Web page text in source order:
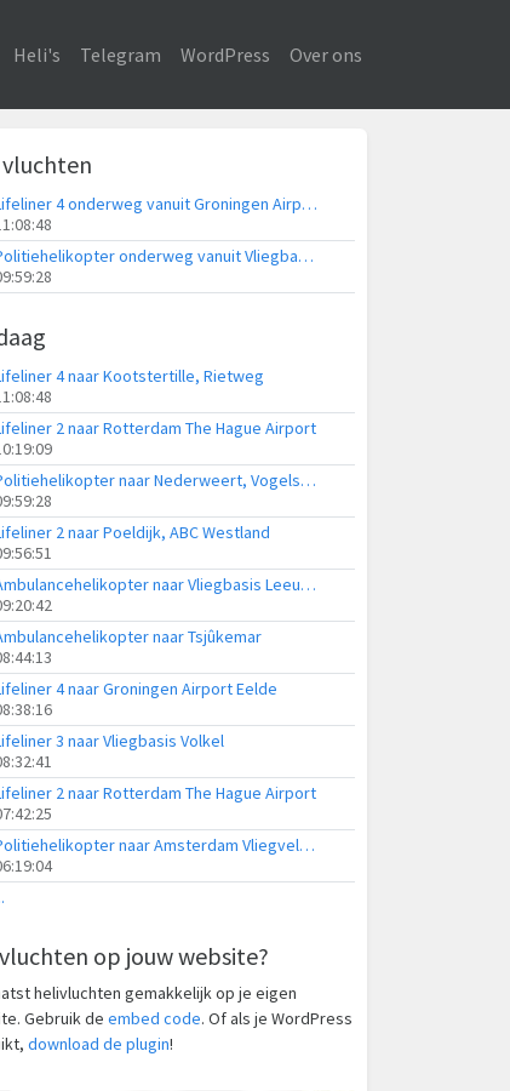
Heli's Telegram WordPress Over ons
vluchten
Lifeliner 4 onderweg vanuit Groningen Airport Eelde
Politiehelikopter onderweg vanuit Vliegbasis Volkel
4 naar Kootstertille, Rietweg
2 naar Rotterdam The Hague Airport
Politiehelikopter naar Nederweert, Vogelstraat
2 naar Poeldijk, ABC Westland
Ambulancehelikopter naar Vliegbasis Leeuwarden
naar Tsjûkemar
4 naar Groningen Airport Eelde
3 naar Vliegbasis Volkel
2 naar Rotterdam The Hague Airport
Politiehelikopter naar Amsterdam Vliegveld Schiphol
op jouw website?
helivluchten gemakkelijk op je eigen
Gebruik de embed code. Of als je WordPress
download de plugin!